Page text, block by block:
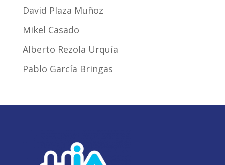
David Plaza Muñoz
Mikel Casado
Alberto Rezola Urquía
Pablo García Bringas